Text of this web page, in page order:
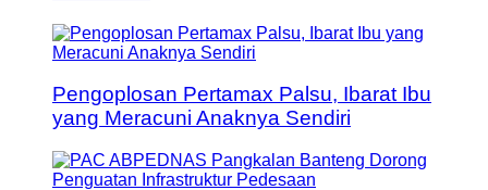
Pengoplosan Pertamax Palsu, Ibarat Ibu
yang Meracuni Anaknya Sendiri